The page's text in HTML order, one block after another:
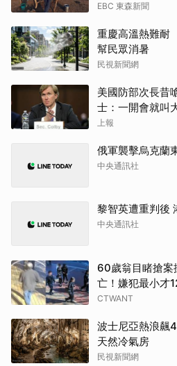
EBC 東森新聞
重慶高溫熱難耐
幫民眾消暑
民視新聞網
美國防部次長昔
士：一開會就叫
上報
俄軍襲擊烏克
中央通訊社
黎智英遭重判後
中央通訊社
60歲翁目睹搶
亡！嫌犯最小才
CTWANT
波士尼亞熱浪飆
天然冷氣房
民視新聞網